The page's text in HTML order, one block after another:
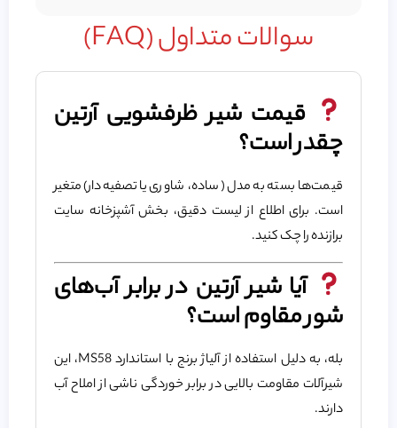
سوالات متداول (FAQ)
قیمت شیر ظرفشویی آرتین
چقدر است؟
قیمت‌ها بسته به مدل (ساده، شاوری یا تصفیه‌دار) متغیر
است. برای اطلاع از لیست دقیق، بخش آشپزخانه سایت
برازنده را چک کنید.
آیا شیر آرتین در برابر آب‌های
شور مقاوم است؟
بله، به دلیل استفاده از آلیاژ برنج با استاندارد MS58، این
شیرآلات مقاومت بالایی در برابر خوردگی ناشی از املاح آب
دارند.